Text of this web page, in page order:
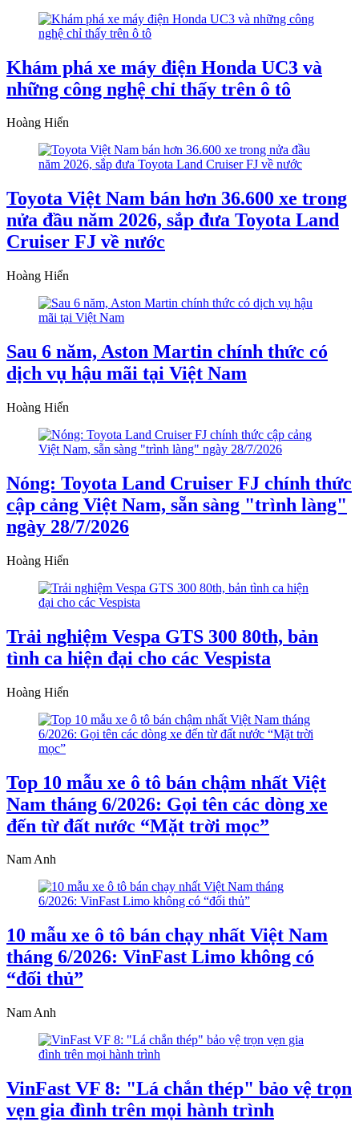
Khám phá xe máy điện Honda UC3 và
những công nghệ chỉ thấy trên ô tô
Hoàng Hiển
Toyota Việt Nam bán hơn 36.600 xe trong
nửa đầu năm 2026, sắp đưa Toyota Land
Cruiser FJ về nước
Hoàng Hiển
Sau 6 năm, Aston Martin chính thức có
dịch vụ hậu mãi tại Việt Nam
Hoàng Hiển
Nóng: Toyota Land Cruiser FJ chính thức
cập cảng Việt Nam, sẵn sàng "trình làng"
ngày 28/7/2026
Hoàng Hiển
Trải nghiệm Vespa GTS 300 80th, bản
tình ca hiện đại cho các Vespista
Hoàng Hiển
Top 10 mẫu xe ô tô bán chậm nhất Việt
Nam tháng 6/2026: Gọi tên các dòng xe
đến từ đất nước “Mặt trời mọc”
Nam Anh
10 mẫu xe ô tô bán chạy nhất Việt Nam
tháng 6/2026: VinFast Limo không có
“đối thủ”
Nam Anh
VinFast VF 8: "Lá chắn thép" bảo vệ trọn
vẹn gia đình trên mọi hành trình